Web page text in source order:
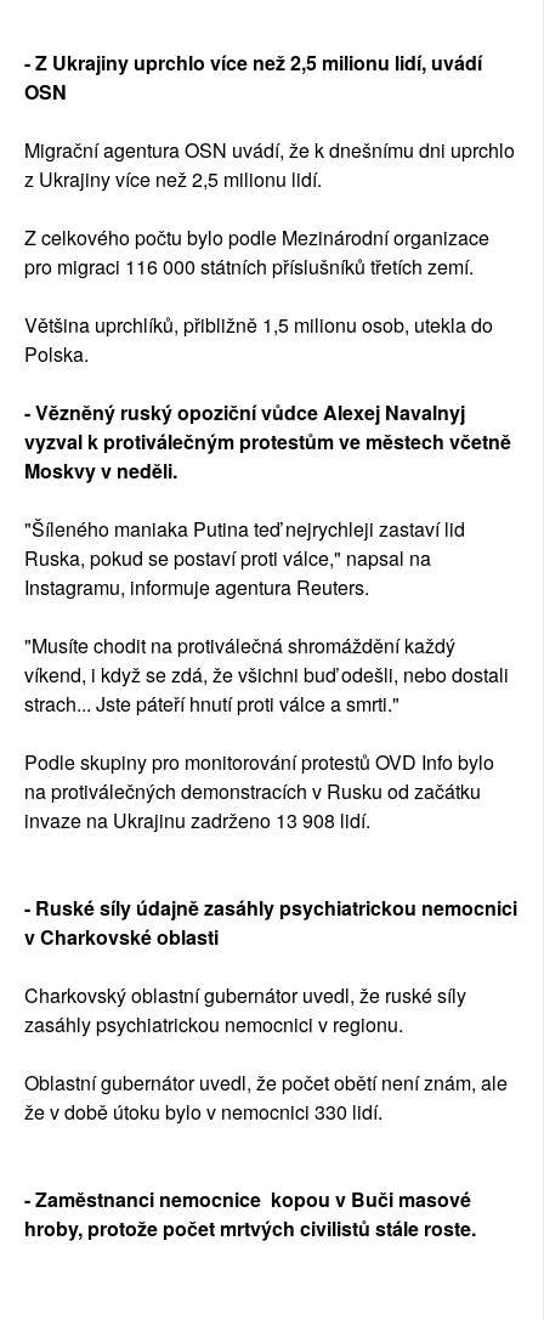
- Z Ukrajiny uprchlo více než 2,5 milionu lidí, uvádí
OSN
Migrační agentura OSN uvádí, že k dnešnímu dni uprchlo
z Ukrajiny více než 2,5 milionu lidí.
Z celkového počtu bylo podle Mezinárodní organizace
pro migraci 116 000 státních příslušníků třetích zemí.
Většina uprchlíků, přibližně 1,5 milionu osob, utekla do
Polska.
- Vězněný ruský opoziční vůdce Alexej Navalnyj
vyzval k protiválečným protestům ve městech včetně
Moskvy v neděli.
"Šíleného maniaka Putina teď nejrychleji zastaví lid
Ruska, pokud se postaví proti válce," napsal na
Instagramu, informuje agentura Reuters.
"Musíte chodit na protiválečná shromáždění každý
víkend, i když se zdá, že všichni buď odešli, nebo dostali
strach... Jste páteří hnutí proti válce a smrti."
Podle skupiny pro monitorování protestů OVD Info bylo
na protiválečných demonstracích v Rusku od začátku
invaze na Ukrajinu zadrženo 13 908 lidí.
- Ruské síly údajně zasáhly psychiatrickou nemocnici
v Charkovské oblasti
Charkovský oblastní gubernátor uvedl, že ruské síly
zasáhly psychiatrickou nemocnici v regionu.
Oblastní gubernátor uvedl, že počet obětí není znám, ale
že v době útoku bylo v nemocnici 330 lidí.
- Zaměstnanci nemocnice kopou v Buči masové
hroby, protože počet mrtvých civilistů stále roste.